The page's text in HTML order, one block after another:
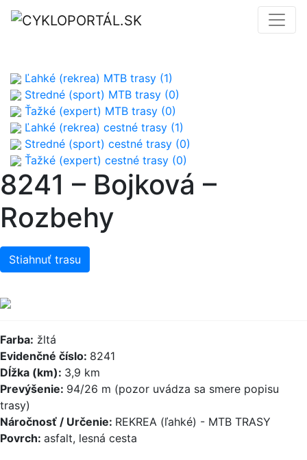
Ľahké (rekrea) MTB trasy (1)
Stredné (sport) MTB trasy (0)
Ťažké (expert) MTB trasy (0)
Ľahké (rekrea) cestné trasy (1)
Stredné (sport) cestné trasy (0)
Ťažké (expert) cestné trasy (0)
8241 – Bojková –
Rozbehy
Stiahnuť trasu
Farba: žltá
Evidenčné číslo: 8241
Dĺžka (km): 3,9 km
Prevýšenie: 94/26 m (pozor uvádza sa smere popisu
trasy)
Náročnosť / Určenie: REKREA (ľahké) - MTB TRASY
Povrch: asfalt, lesná cesta